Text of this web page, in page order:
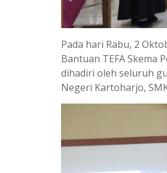
Pada hari Rabu, 2
Bantuan TEFA Skema
dihadiri oleh seluruh
Negeri Kartoharjo,